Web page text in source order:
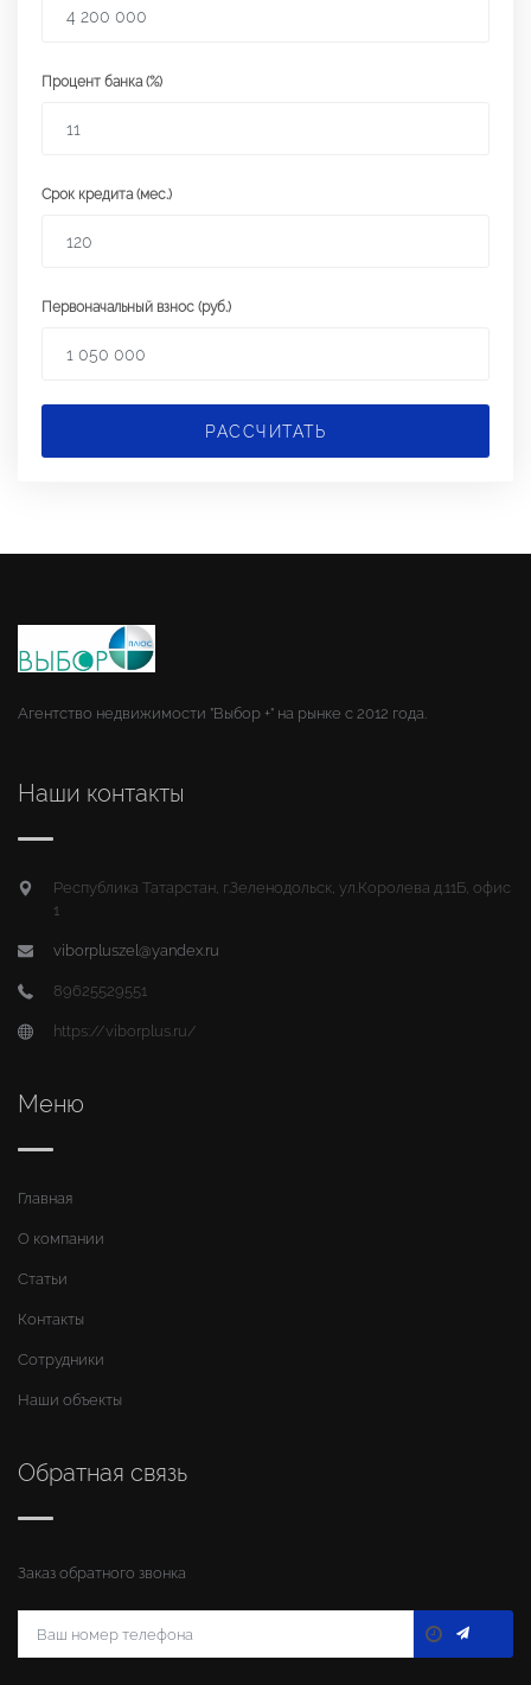
Процент банка (%)
Срок кредита (мес.)
Первоначальный взнос (руб.)
РАССЧИТАТЬ
Агентство недвижимости "Выбор +" на рынке с 2012 года.
Наши контакты
Республика Татарстан, г.Зеленодольск, ул.Королева д.11Б, офис
1
viborpluszel@yandex.ru
89625529551
https://viborplus.ru/
Меню
Главная
О компании
Статьи
Контакты
Сотрудники
Наши объекты
Обратная связь
Заказ обратного звонка